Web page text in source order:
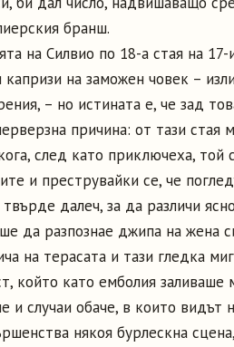
бранш.
на Силвио по 18-а стая на
капризи на заможен човек –
– но истината е, че зад
причина: от тази
след като приключеха,
и преструвайки се, че
далеч, за да различи
да разпознае джипа на жена
на терасата и тази гледка
който като емболия заливаше
и случаи обаче, в които видът
някоя бурлескна